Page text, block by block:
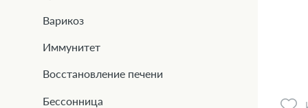
Варикоз
Иммунитет
Восстановление печени
Бессонница